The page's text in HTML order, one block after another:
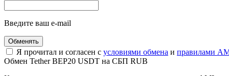
Введите ваш e-mail
Я прочитал и согласен с условиями обмена и правилами
Обмен Tether BEP20 USDT на СБП RUB